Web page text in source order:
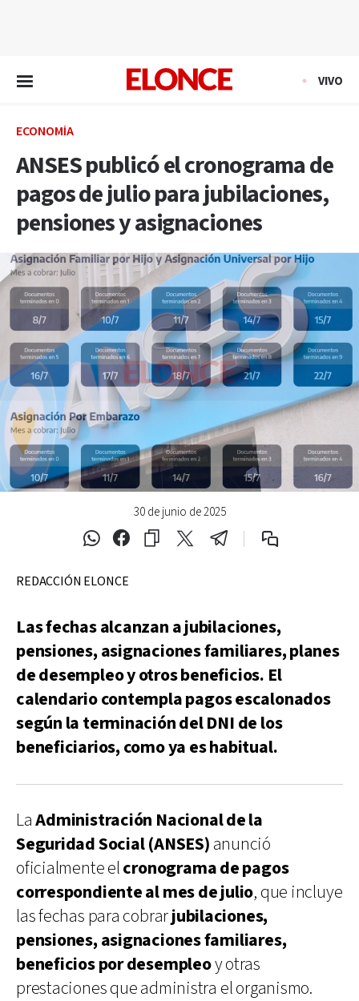
VIVO
ECONOMÍA
ANSES publicó el cronograma de
pagos de julio para jubilaciones,
pensiones y asignaciones
30 de junio de 2025
REDACCIÓN ELONCE
Las fechas alcanzan a jubilaciones,
pensiones, asignaciones familiares, planes
de desempleo y otros beneficios. El
calendario contempla pagos escalonados
según la terminación del DNI de los
beneficiarios, como ya es habitual.
LaAdministración Nacional de la
Seguridad Social (ANSES) anunció
oficialmente elcronograma de pagos
correspondiente al mes de julio, que incluye
las fechas para cobrarjubilaciones,
pensiones, asignaciones familiares,
beneficios por desempleoy otras
prestaciones que administra el organismo.